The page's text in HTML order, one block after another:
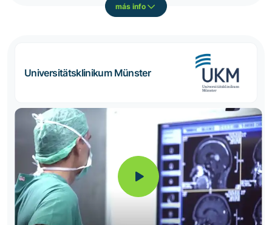
más info
Universitätsklinikum Münster